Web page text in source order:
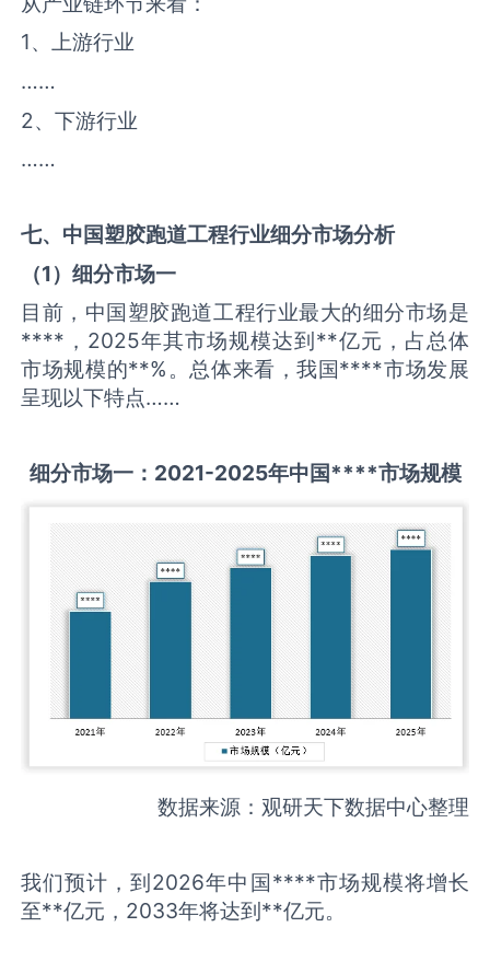
1、上游行业
……
2、下游行业
……
七、中国塑胶跑道工程行业细分市场分析
（1）细分市场一
目前，中国塑胶跑道工程行业最大的细分市场是
****，2025年其市场规模达到**亿元，占总体
市场规模的**%。总体来看，我国****市场发展
呈现以下特点……
细分市场一： 2021-2025年中国****市场规模
数据来源：观研天下数据中心整理
我们预计，到2026年中国****市场规模将增长
至**亿元，2033年将达到**亿元。